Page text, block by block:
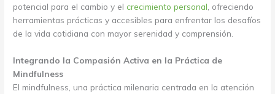
potencial para el cambio y el crecimiento personal , ofreciendo
herramientas prácticas y accesibles para enfrentar los desafíos
de la vida cotidiana con mayor serenidad y comprensión.
Integrando la Compasión Activa en la Práctica de
Mindfulness
El mindfulness, una práctica milenaria centrada en la atención